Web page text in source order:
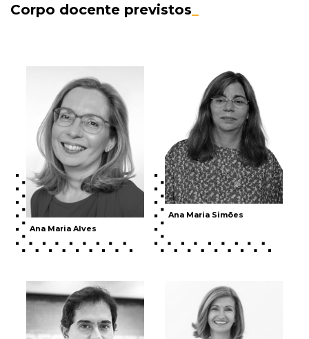
Corpo docente previstos
Ana Maria Alves
Ana Maria Simões